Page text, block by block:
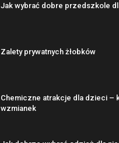
Jak wybrać dobre przedszkole
Zalety prywatnych żłobków
Chemiczne atrakcje dla dzieci –
wzmianek